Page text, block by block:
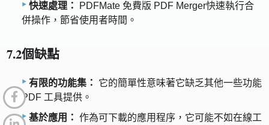
快速處理：
PDFMate 免費版 PDF Merger快速執行合
併操作，節省使用者時間。
7.2個缺點
有限的功能集：
它的簡單性意味著它缺乏其他一些功能
PDF 工具提供。
基於應用： 作為可下載的應用程序，它可能不如在線工